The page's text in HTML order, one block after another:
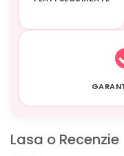
Lasa o Recenzie